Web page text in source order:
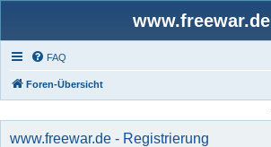
www.freewar.de
FAQ
Foren-Übersicht
www.freewar.de - Registrierung